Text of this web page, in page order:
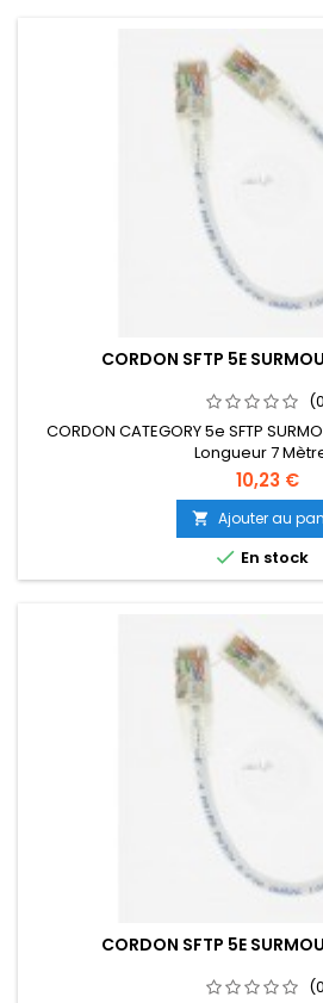
CORDON SFTP 5E
CORDON CATEGORY 5e SFTP
Longueur 7
10,23 €
 Ajouter au
 En stock
CORDON SFTP 5E